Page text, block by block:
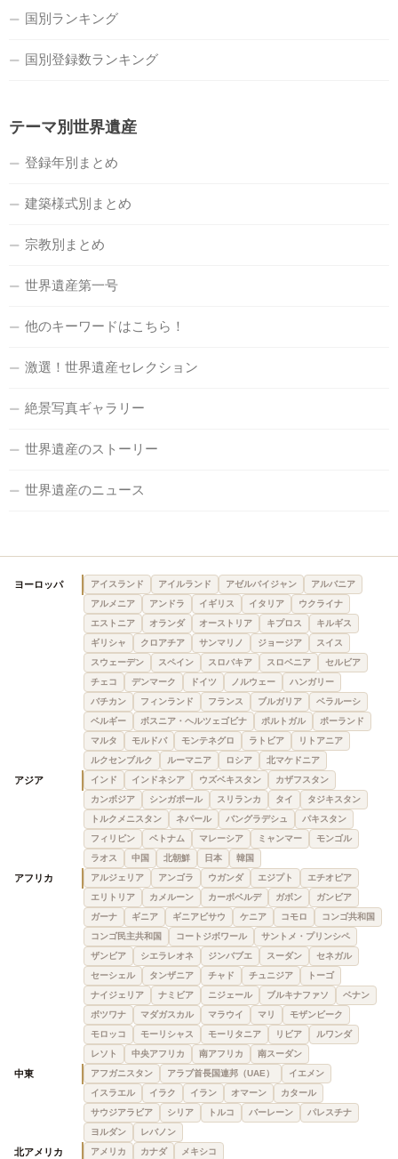
国別ランキング
国別登録数ランキング
テーマ別世界遺産
登録年別まとめ
建築様式別まとめ
宗教別まとめ
世界遺産第一号
他のキーワードはこちら！
激選！世界遺産セレクション
絶景写真ギャラリー
世界遺産のストーリー
世界遺産のニュース
ヨーロッパ アイスランド アイルランド アゼルバイジャン
アルバニア
アルメニア
アンドラ イギリス イタリア
ウクライナ
エストニア
オランダ オーストリア キプロス
キルギス
ギリシャ
クロアチア サンマリノ ジョージア
スイス
スウェーデン
スペイン スロバキア スロベニア
セルビア
チェコ
デンマーク ドイツ ノルウェー
ハンガリー
バチカン
フィンランド フランス ブルガリア
ベラルーシ
ベルギー
ボスニア・ヘルツェゴビナ ポルトガル
ポーランド
マルタ
モルドバ モンテネグロ ラトビア
リトアニア
ルクセンブルク
ルーマニア ロシア 北マケドニア
アジア インド インドネシア ウズベキスタン
カザフスタン
カンボジア
シンガポール スリランカ タイ
タジキスタン
トルクメニスタン
ネパール バングラデシュ
パキスタン
フィリピン
ベトナム マレーシア ミャンマー
モンゴル
ラオス
中国 北朝鮮 日本 韓国
アフリカ アルジェリア アンゴラ ウガンダ エジプト
エチオピア
エリトリア
カメルーン カーボベルデ ガボン
ガンビア
ガーナ
ギニア ギニアビサウ ケニア コモロ
コンゴ共和国
コンゴ民主共和国
コートジボワール
サントメ・プリンシペ
ザンビア
シエラレオネ ジンバブエ スーダン
セネガル
セーシェル
タンザニア チャド チュニジア
トーゴ
ナイジェリア
ナミビア ニジェール ブルキナファソ
ベナン
ボツワナ
マダガスカル マラウイ マリ
モザンビーク
モロッコ
モーリシャス モーリタニア リビア
ルワンダ
レソト
中央アフリカ 南アフリカ 南スーダン
中東 アフガニスタン アラブ首長国連邦（UAE）
イエメン
イスラエル
イラク イラン オマーン
カタール
サウジアラビア
シリア トルコ バーレーン
パレスチナ
ヨルダン
レバノン
北アメリカ アメリカ カナダ メキシコ